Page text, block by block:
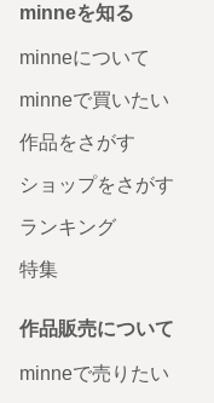
minneを知る
minneについて
minneで買いたい
作品をさがす
ショップをさがす
ランキング
特集
作品販売について
minneで売りたい